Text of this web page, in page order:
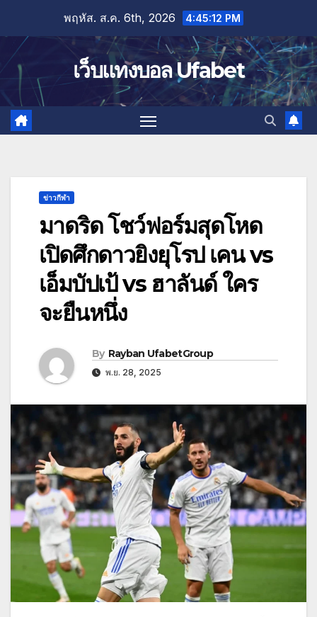
content
พฤหัส. ส.ค. 6th, 2026 4:45:13 PM
เว็บแทงบอล Ufabet
ข่าวกีฬา
มาดริด โชว์ฟอร์มสุดโหด
เปิดศึกดาวยิงยุโรป เคน vs
เอ็มบัปเป้ vs ฮาลันด์ ใคร
จะยืนหนึ่ง
By Rayban UfabetGroup
พ.ย. 28, 2025